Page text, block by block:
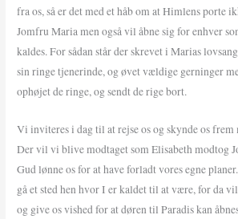
fra os, så er det med et håb om at Himlens porte
Jomfru Maria men også vil åbne sig for enhver
kaldes. For sådan står der skrevet i Marias
sin ringe tjenerinde, og øvet vældige gerninger
ophøjet de ringe, og sendt de rige bort.
Vi inviteres i dag til at rejse os og skynde os
Der vil vi blive modtaget som Elisabeth modtog
Gud lønne os for at have forladt vores egne
gå et sted hen hvor I er kaldet til at være, for da
og give os vished for at døren til Paradis kan